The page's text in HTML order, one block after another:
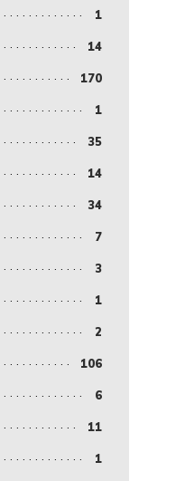
1
14
170
1
35
14
34
7
3
1
2
106
6
11
1